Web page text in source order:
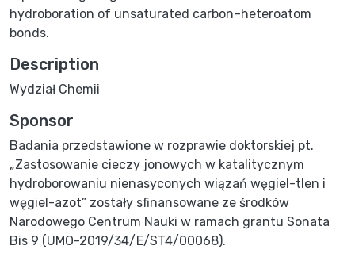
hydroboration of unsaturated carbon–heteroatom
bonds.
Description
Wydział Chemii
Sponsor
Badania przedstawione w rozprawie doktorskiej pt.
„Zastosowanie cieczy jonowych w katalitycznym
hydroborowaniu nienasyconych wiązań węgiel-tlen i
węgiel-azot” zostały sfinansowane ze środków
Narodowego Centrum Nauki w ramach grantu Sonata
Bis 9 (UMO-2019/34/E/ST4/00068).